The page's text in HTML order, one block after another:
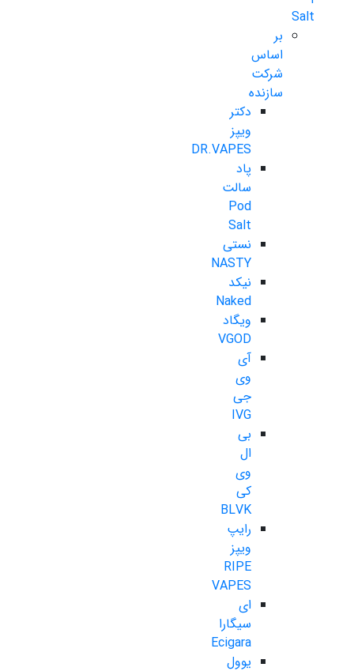
Salt
بر
اساس
شرکت
سازنده
دکتر
ویپز
DR.VAPES
پاد
سالت
Pod
Salt
نستی
NASTY
نیکد
Naked
ویگاد
VGOD
آی
وی
جی
IVG
بی
ال
وی
کی
BLVK
رایپ
ویپز
RIPE
VAPES
ای
سیگارا
Ecigara
یوول